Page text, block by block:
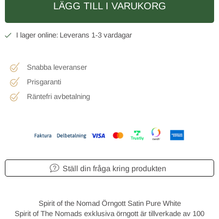
LÄGG TILL I VARUKORG
1-3 vardagar
Snabba leveranser
Prisgaranti
Räntefri avbetalning
Ställ din fråga kring produkten
Spirit of the Nomad Örngott Satin Pure White
Spirit of The Nomads exklusiva örngott är tillverkade av 100